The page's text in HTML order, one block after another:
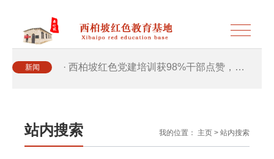
新闻 · 西柏坡红色党建培训获98%干部点赞，…
· 干部培训破解走过场 西柏坡红色教育…
站内搜索 我的位置： 主页 > 站内搜索